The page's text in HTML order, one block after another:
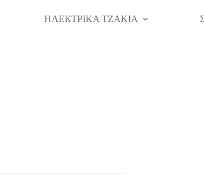
ΗΛΕΚΤΡΙΚΑ ΤΖΑΚΙΑ